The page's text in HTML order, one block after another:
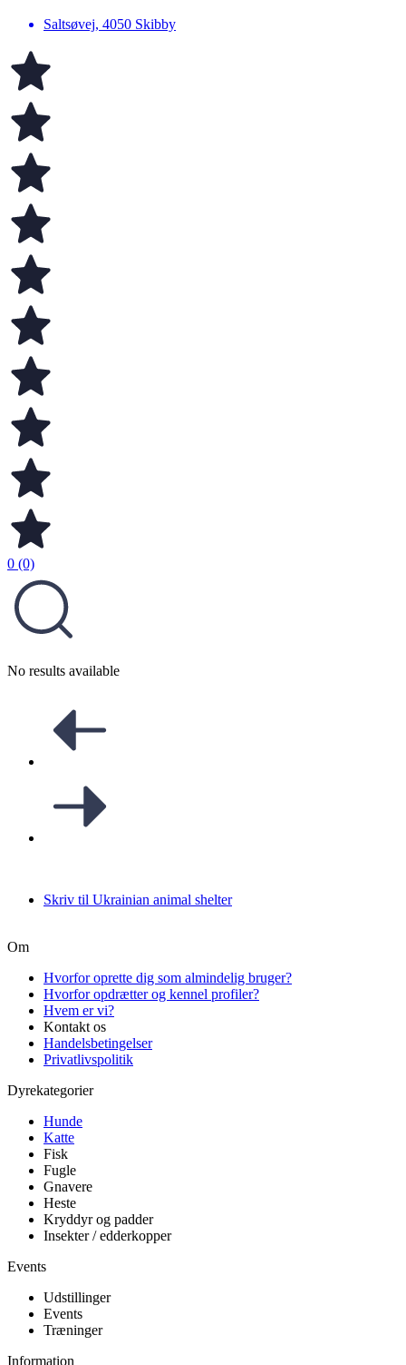
Saltsøvej, 4050 Skibby
0 (0)
No results available
Skriv til Ukrainian animal shelter
Om
Hvorfor oprette dig som almindelig bruger?
Hvorfor opdrætter og kennel profiler?
Hvem er vi?
Kontakt os
Handelsbetingelser
Privatlivspolitik
Dyrekategorier
Hunde
Katte
Fisk
Fugle
Gnavere
Heste
Kryddyr og padder
Insekter / edderkopper
Events
Udstillinger
Events
Træninger
Information